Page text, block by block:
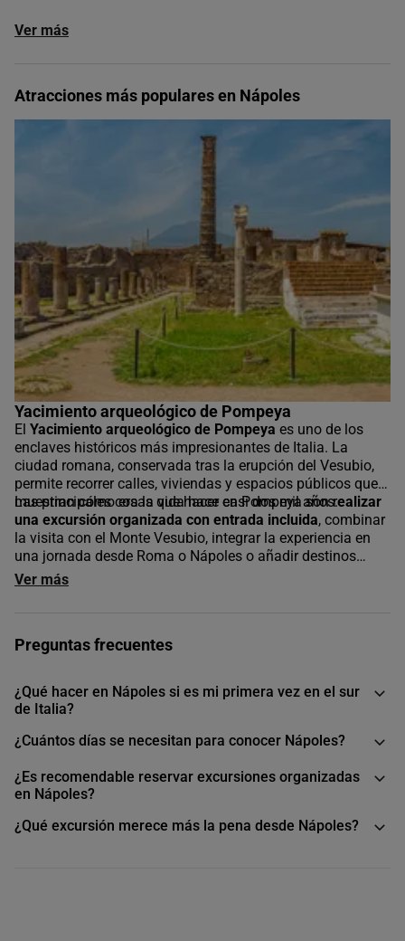
Ver más
Atracciones más populares en Nápoles
Yacimiento arqueológico de Pompeya
El Yacimiento arqueológico de Pompeya es uno de los
enclaves históricos más impresionantes de Italia. La
ciudad romana, conservada tras la erupción del Vesubio,
permite recorrer calles, viviendas y espacios públicos que
muestran cómo era la vida hace casi dos mil años.
Las principales cosas que hacer en Pompeya son realizar
una excursión organizada con entrada incluida, combinar
la visita con el Monte Vesubio, integrar la experiencia en
una jornada desde Roma o Nápoles o añadir destinos
como Sorrento.
Ver más
Preguntas frecuentes
¿Qué hacer en Nápoles si es mi primera vez en el sur
de Italia?
¿Cuántos días se necesitan para conocer Nápoles?
¿Es recomendable reservar excursiones organizadas
en Nápoles?
¿Qué excursión merece más la pena desde Nápoles?